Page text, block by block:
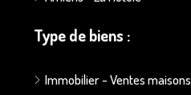
Type de biens :
Immobilier - Ventes maisons